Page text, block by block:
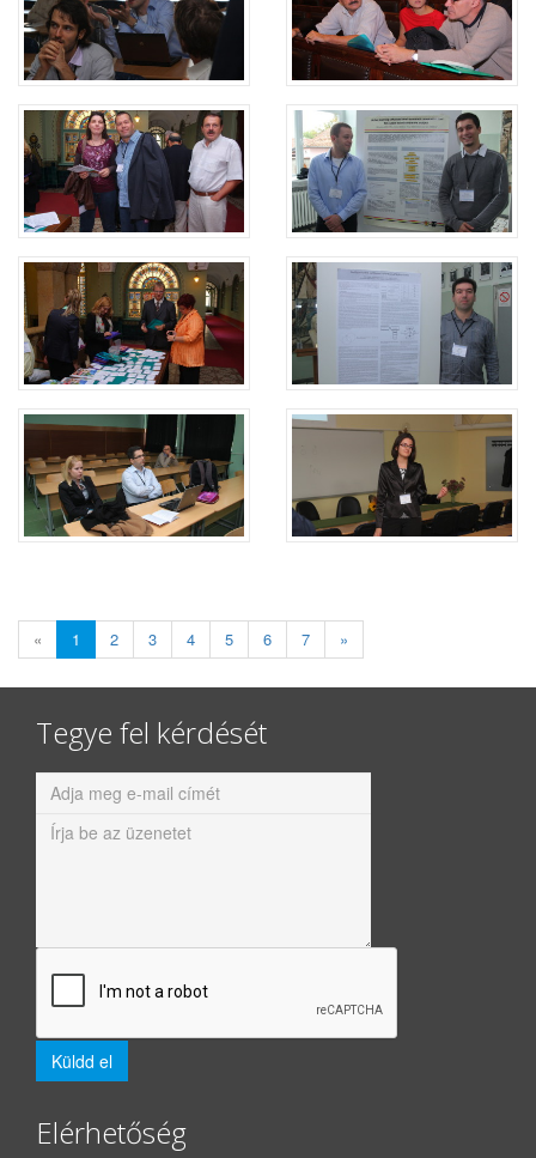
« 1 2 3 4 5 6 7 »
Tegye fel kérdését
Elérhetőség